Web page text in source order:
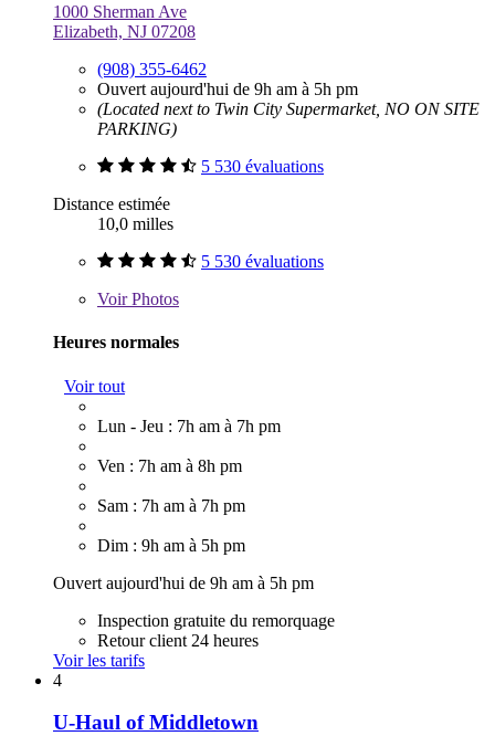
1000 Sherman Ave
Elizabeth, NJ 07208
(908) 355-6462
Ouvert aujourd'hui de 9h am à 5h pm
(Located next to Twin City Supermarket, NO ON SITE
PARKING)
5 530 évaluations
Distance estimée
10,0 milles
5 530 évaluations
VoirPhotos
Heures normales
Voir tout
Lun - Jeu : 7h am à 7h pm
Ven : 7h am à 8h pm
Sam : 7h am à 7h pm
Dim : 9h am à 5h pm
Ouvert aujourd'hui de 9h am à 5h pm
Inspection gratuite du remorquage
Retour client 24 heures
Voir les tarifs
4
U-Haul of Middletown